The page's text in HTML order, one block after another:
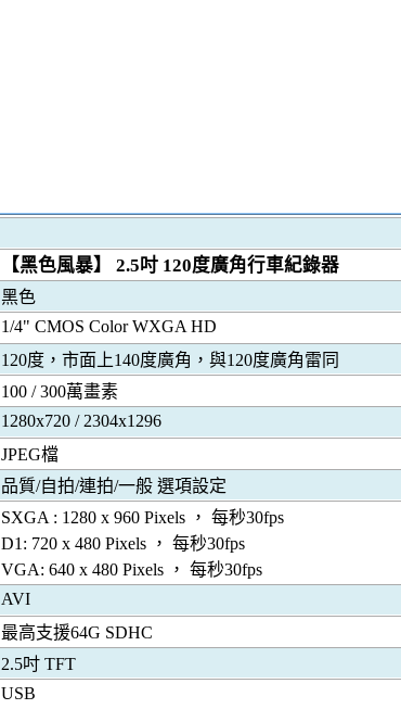
【黑色風暴】 2.5吋120度廣角行車紀錄器
黑色
1/4" CMOS Color WXGA HD
120度，市面上140度廣角，與120度廣角雷同
100 / 300萬畫素
1280x720 / 2304x1296
JPEG檔
品質/自拍/連拍/一般 選項設定
SXGA : 1280 x 960 Pixels ， 每秒30fps
D1: 720 x 480 Pixels ， 每秒30fps
VGA: 640 x 480 Pixels ， 每秒30fps
AVI
最高支援64G SDHC
2.5吋TFT
USB